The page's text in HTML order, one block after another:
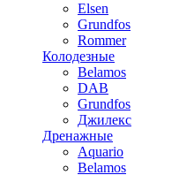
Elsen
Grundfos
Rommer
Колодезные
Belamos
DAB
Grundfos
Джилекс
Дренажные
Aquario
Belamos